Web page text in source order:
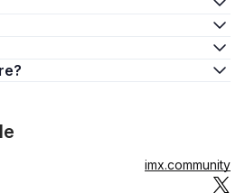
imx.community